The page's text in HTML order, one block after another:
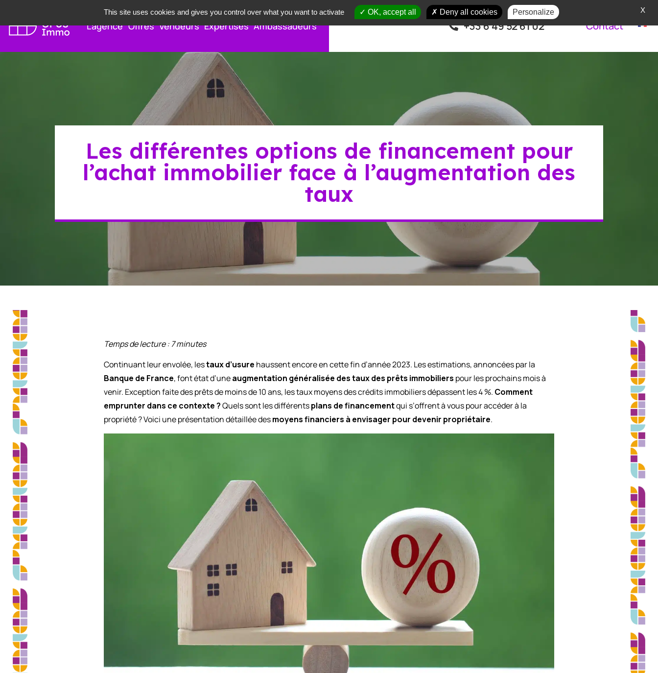
L’agence Offres Vendeurs Expertises Ambassadeurs +33 6 49 52 61 02 Contact
Les différentes options de financement pour
l’achat immobilier face à l’augmentation des
taux
Temps de lecture : 7 minutes
Continuant leur envolée, lestaux d’usure haussent encore en cette fin d’année 2023. Les estimations, annoncées par la
Banque de France, font état d’uneaugmentation généralisée des taux des prêts immobiliers pour les prochains mois à
venir. Exception faite des prêts de moins de 10 ans, les taux moyens des crédits immobiliers dépassent les 4 %. Comment
emprunter dans ce contexte ?Quels sont les différentsplans de financementqui s’offrent à vous pour accéder à la
propriété ? Voici une présentation détaillée desmoyens financiers à envisager pour devenir propriétaire.
X
This site uses cookies and gives you control over what you want to activate OK, accept all Deny all cookies Personalize